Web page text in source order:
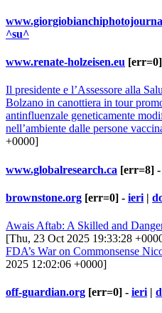
^su^
www.renate-holzeisen.eu
Il presidente e l’Assessore alla
Bolzano in canottiera in tour
antinfluenzale geneticamente
nell’ambiente dalle persone
+0000]
www.globalresearch.ca [err=8] -
brownstone.org [err=0] - ieri |
Awais Aftab: A Skilled and
[Thu, 23 Oct 2025 19:33:28
FDA’s War on Commonsense
2025 12:02:06 +0000]
off-guardian.org [err=0] - ieri|